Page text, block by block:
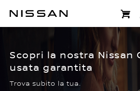
contenuti
CERTIFIED
Scopri la nostra Nissan
usata garantita
Trova subito la tua.